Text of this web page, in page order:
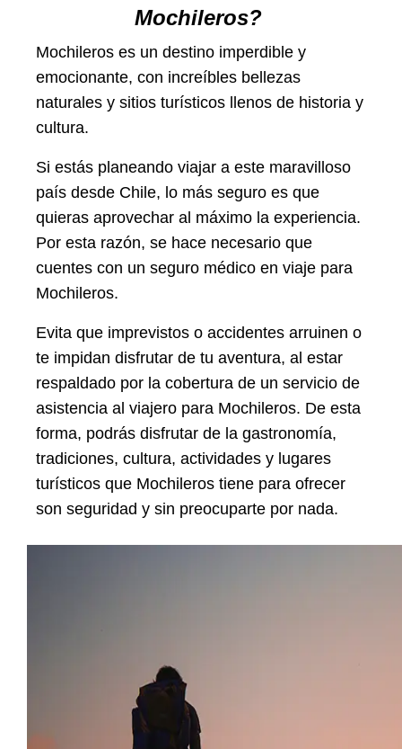
Mochileros?
Mochileros es un destino imperdible y
emocionante, con increíbles bellezas
naturales y sitios turísticos llenos de historia y
cultura.
Si estás planeando viajar a este maravilloso
país desde Chile, lo más seguro es que
quieras aprovechar al máximo la experiencia.
Por esta razón, se hace necesario que
cuentes con un seguro médico en viaje para
Mochileros.
Evita que imprevistos o accidentes arruinen o
te impidan disfrutar de tu aventura, al estar
respaldado por la cobertura de un servicio de
asistencia al viajero para Mochileros. De esta
forma, podrás disfrutar de la gastronomía,
tradiciones, cultura, actividades y lugares
turísticos que Mochileros tiene para ofrecer
son seguridad y sin preocuparte por nada.